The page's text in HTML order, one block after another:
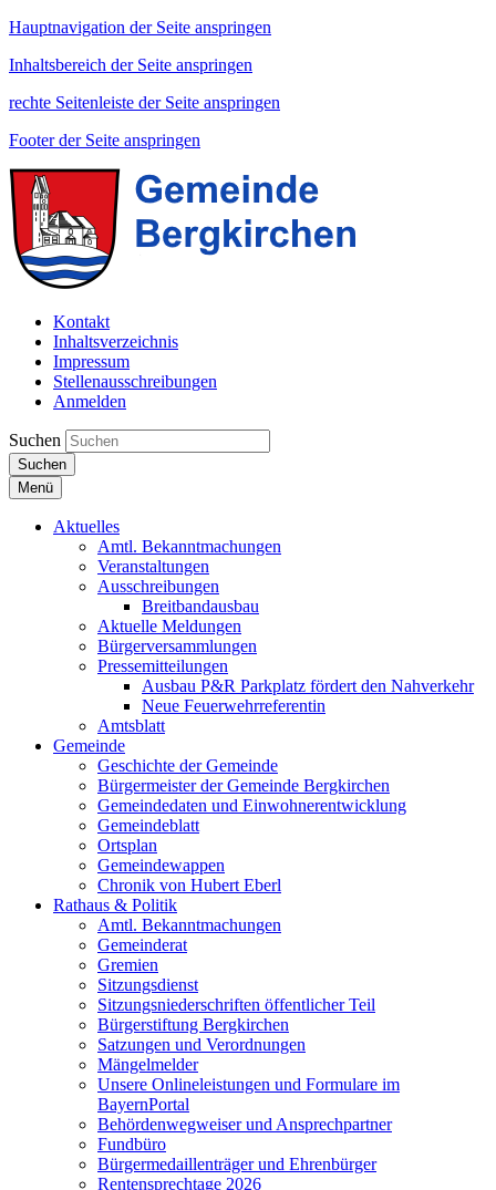
Hauptnavigation der Seite anspringen
Inhaltsbereich der Seite anspringen
rechte Seitenleiste der Seite anspringen
Footer der Seite anspringen
Kontakt
Inhaltsverzeichnis
Impressum
Stellenausschreibungen
Anmelden
Suchen
Suchen
Menü
Aktuelles
Amtl. Bekanntmachungen
Veranstaltungen
Ausschreibungen
Breitbandausbau
Aktuelle Meldungen
Bürgerversammlungen
Pressemitteilungen
Ausbau P&R Parkplatz fördert den Nahverkehr
Neue Feuerwehrreferentin
Amtsblatt
Gemeinde
Geschichte der Gemeinde
Bürgermeister der Gemeinde Bergkirchen
Gemeindedaten und Einwohnerentwicklung
Gemeindeblatt
Ortsplan
Gemeindewappen
Chronik von Hubert Eberl
Rathaus & Politik
Amtl. Bekanntmachungen
Gemeinderat
Gremien
Sitzungsdienst
Sitzungsniederschriften öffentlicher Teil
Bürgerstiftung Bergkirchen
Satzungen und Verordnungen
Mängelmelder
Unsere Onlineleistungen und Formulare im
BayernPortal
Behördenwegweiser und Ansprechpartner
Fundbüro
Bürgermedaillenträger und Ehrenbürger
Rentensprechtage 2026